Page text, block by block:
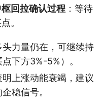
回拉确认过程 ：等待
。
头力量仍在，可继续持
下方3%-5%）。
明上涨动能衰竭，建议
稳信号。